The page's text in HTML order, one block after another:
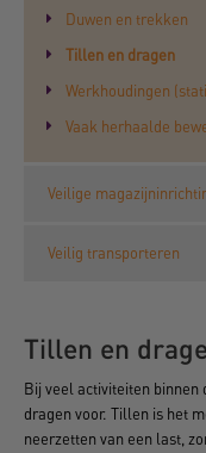
Duwen en trekken
Tillen en dragen
Werkhoudingen
Vaak herhaalde
Veilige
Veilig transporteren
Tillen en
Bij veel activiteiten binnen
dragen voor. Tillen is het
neerzetten van een last,